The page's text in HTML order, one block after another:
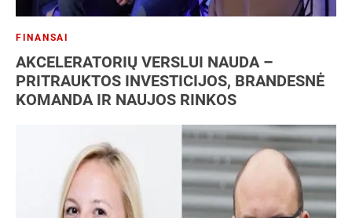
FINANSAI
AKCELERATORIŲ VERSLUI NAUDA –
PRITRAUKTOS INVESTICIJOS, BRANDESNĖ
KOMANDA IR NAUJOS RINKOS